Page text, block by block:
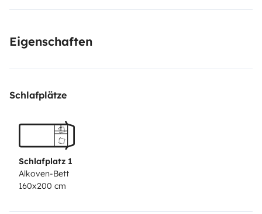
Eigenschaften
Schlafplätze
Schlafplatz 1
Alkoven-Bett
160x200 cm